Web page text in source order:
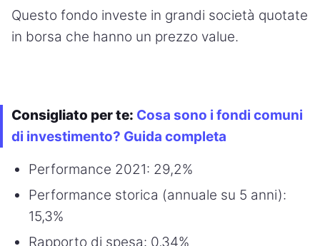
Questo fondo investe in grandi società quotate
in borsa che hanno un prezzo value.
Consigliato per te: Cosa sono i fondi comuni
di investimento? Guida completa
Performance 2021: 29,2%
Performance storica (annuale su 5 anni):
15,3%
Rapporto di spesa: 0,34%